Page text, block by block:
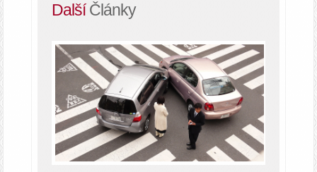
DalšíČlánky